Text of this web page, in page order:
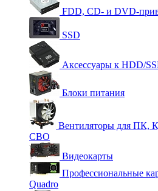
FDD, CD- и DVD-
SSD
Аксессуары к HDD/
Блоки питания
Вентиляторы для ПК,
СВО
Видеокарты
Профессиональные
Quadro